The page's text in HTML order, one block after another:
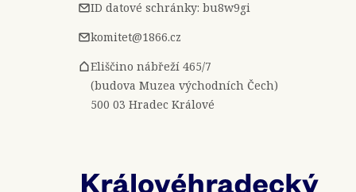
ID datové schránky: bu8w9gi
komitet@1866.cz
Eliščino nábřeží 465/7
(budova Muzea východních Čech)
500 03 Hradec Králové